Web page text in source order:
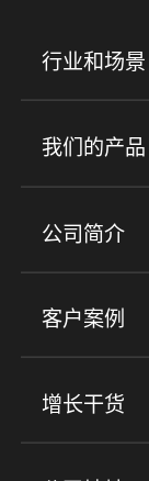
行业和场景
行业解决方案
培训机构
金融行业
心理机构
我们的产品
产品
小程序商城
社群圈子
公司简介
客户案例
增长干货